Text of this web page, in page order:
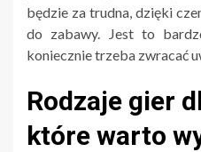
będzie za trudna, dzięki
do zabawy. Jest to
koniecznie trzeba zwracać
Rodzaje gier
które warto